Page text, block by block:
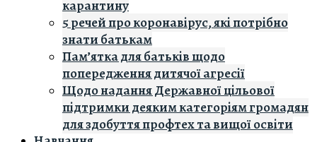
карантину
5 речей про коронавірус, які потрібно
знати батькам
Пам’ятка для батьків щодо
попередження дитячої агресії
Щодо надання Державної цільової
підтримки деяким категоріям громадян
для здобуття профтех та вищої освіти